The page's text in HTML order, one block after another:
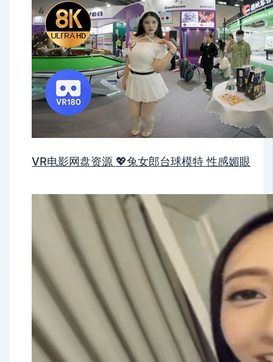
VR电影网盘资源 💖兔女郎台球模特 性感媚眼